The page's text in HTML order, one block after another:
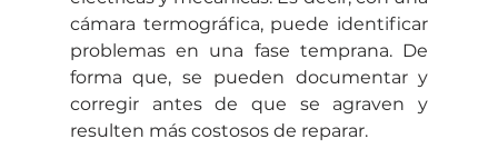
cámara termográfica, puede identificar
problemas en una fase temprana. De
forma que, se pueden documentar y
corregir antes de que se agraven y
resulten más costosos de reparar.